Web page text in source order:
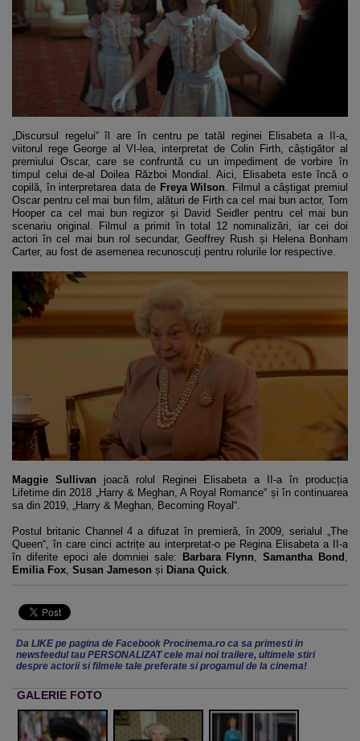
„Discursul regelui“ îl are în centru pe tatăl reginei Elisabeta a II-a,
viitorul rege George al VI-lea, interpretat de Colin Firth, câștigător al
premiului Oscar, care se confruntă cu un impediment de vorbire în
timpul celui de-al Doilea Război Mondial. Aici, Elisabeta este încă o
copilă, în interpretarea data de Freya Wilson . Filmul a câștigat premiul
Oscar pentru cel mai bun film, alături de Firth ca cel mai bun actor, Tom
Hooper ca cel mai bun regizor și David Seidler pentru cel mai bun
scenariu original. Filmul a primit în total 12 nominalizări, iar cei doi
actori în cel mai bun rol secundar, Geoffrey Rush și Helena Bonham
Carter, au fost de asemenea recunoscuți pentru rolurile lor respective.
Maggie Sullivan joacă rolul Reginei Elisabeta a II-a în producția
Lifetime din 2018 „Harry & Meghan, A Royal Romance“ și în continuarea
sa din 2019, „Harry & Meghan, Becoming Royal“.
Postul britanic Channel 4 a difuzat în premieră, în 2009, serialul „The
Queen“, în care cinci actrițe au interpretat-o pe Regina Elisabeta a II-a
în diferite epoci ale domniei sale:
Barbara Flynn, Samantha Bond ,
Emilia Fox, Susan Jameson și Diana Quick.
Da LIKE pe pagina de Facebook Procinema.ro ca sa primesti in
newsfeedul tau PERSONALIZAT cele mai noi trailere, ultimele stiri
despre actorii si filmele tale preferate si progamul de la cinema!
GALERIE FOTO